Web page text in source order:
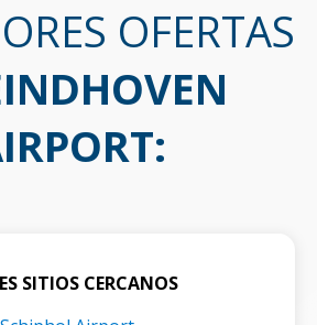
OFERTAS
:
SITIOS CERCANOS